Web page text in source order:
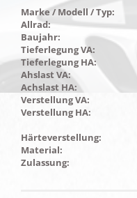
Marke / Modell / Typ:
Allrad:
Baujahr:
Tieferlegung VA:
Tieferlegung HA:
Ahslast VA:
Achslast HA:
Verstellung VA:
Verstellung HA:
Härteverstellung:
Material:
Zulassung: